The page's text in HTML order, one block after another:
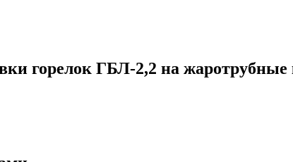
горелок ГБЛ-2,2 на жаротрубные